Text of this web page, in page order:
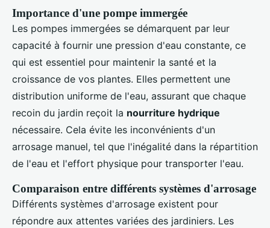
Importance d'une pompe immergée
Les pompes immergées se démarquent par leur
capacité à fournir une pression d'eau constante, ce
qui est essentiel pour maintenir la santé et la
croissance de vos plantes. Elles permettent une
distribution uniforme de l'eau, assurant que chaque
recoin du jardin reçoit la nourriture hydrique
nécessaire. Cela évite les inconvénients d'un
arrosage manuel, tel que l'inégalité dans la répartition
de l'eau et l'effort physique pour transporter l'eau.
Comparaison entre différents systèmes d'arrosage
Différents systèmes d'arrosage existent pour
répondre aux attentes variées des jardiniers. Les